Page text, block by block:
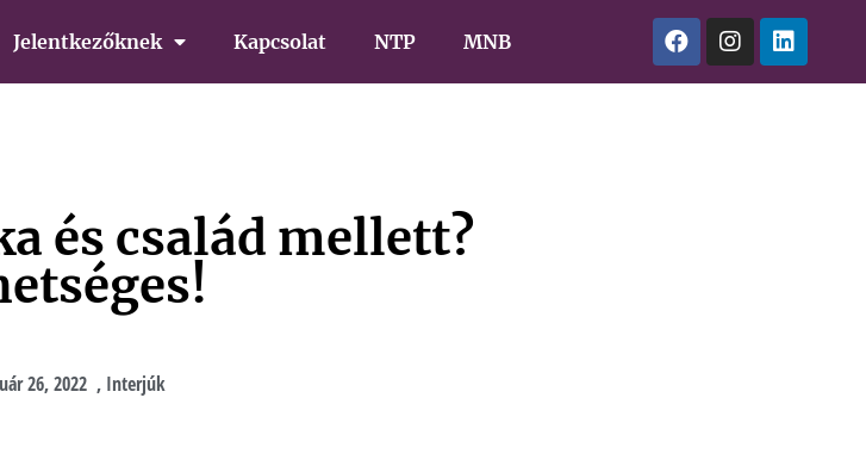
Jelentkezőknek Kapcsolat NTP MNB
és család mellett?
26, 2022 , Interjúk